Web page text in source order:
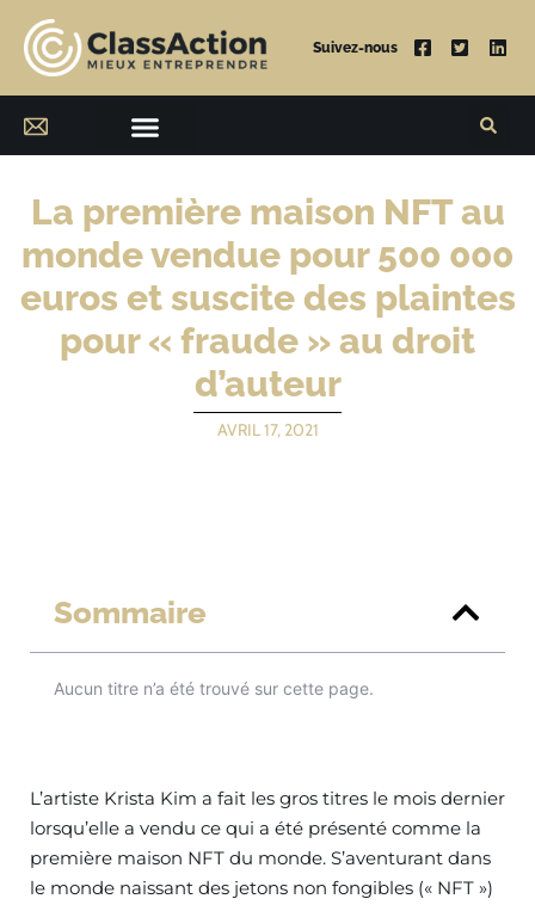
Suivez-nous
La première maison NFT au
monde vendue pour 500 000
euros et suscite des plaintes
pour « fraude » au droit
d’auteur
AVRIL 17, 2021
Sommaire
Aucun titre n’a été trouvé sur cette page.
L’artiste Krista Kim a fait les gros titres le mois dernier
lorsqu’elle a vendu ce qui a été présenté comme la
première maison NFT du monde. S’aventurant dans
le monde naissant des jetons non fongibles (« NFT »)